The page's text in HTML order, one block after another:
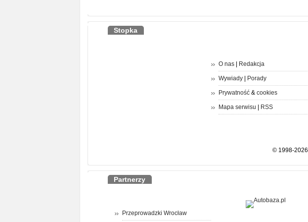
Stopka
O nas| Redakcja
Wywiady| Porady
Prywatność& cookies
Mapa serwisu RSS
© 1998-2026
Partnerzy
Przeprowadzki Wrocław